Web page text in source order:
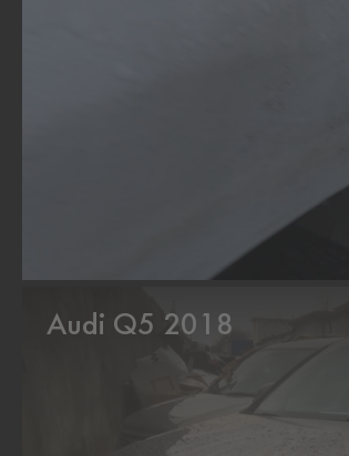
Audi Q5 2018